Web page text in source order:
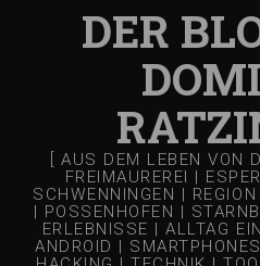
DER
[ AUS DEM LEBEN VON
FREIMAUREREI |
SCHWENNINGEN |
| POSSENHOFEN |
ERLEBNISSE | ALLTAG
ANDROID |